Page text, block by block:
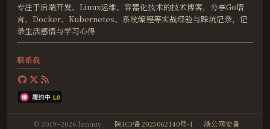
专注于后端开发、Linux运维、容器化技术的技术博客，分享Go语
言、Docker、Kubernetes、系统编程等实战经验与踩坑记录，记
录生活感悟与学习心得
联系我
© 2019–2026 lznauy · 陕ICP备2025062140号-1 · 浙公网安备